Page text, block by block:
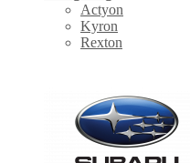
Actyon
Kyron
Rexton